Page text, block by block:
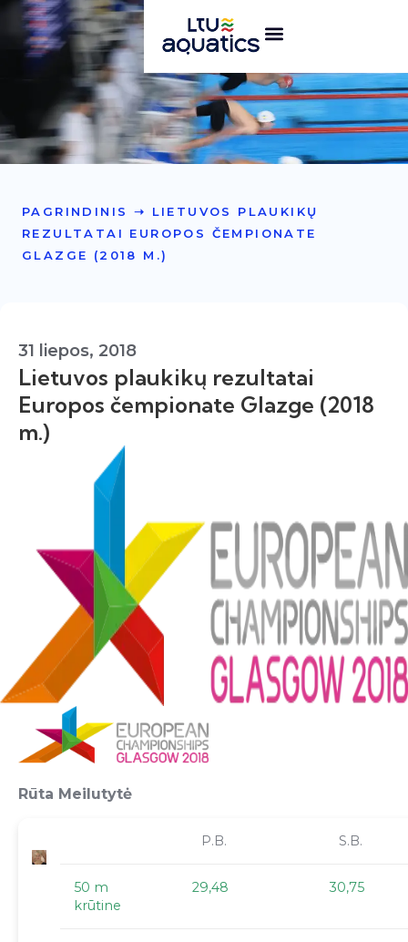
PAGRINDINIS ➝ LIETUVOS PLAUKIKŲ
REZULTATAI EUROPOS ČEMPIONATE
GLAZGE (2018 M.)
31 liepos, 2018
Lietuvos plaukikų rezultatai
Europos čempionate Glazge (2018
m.)
Rūta Meilutytė
P.B. S.B.
50 m
krūtine
29,48 30,75